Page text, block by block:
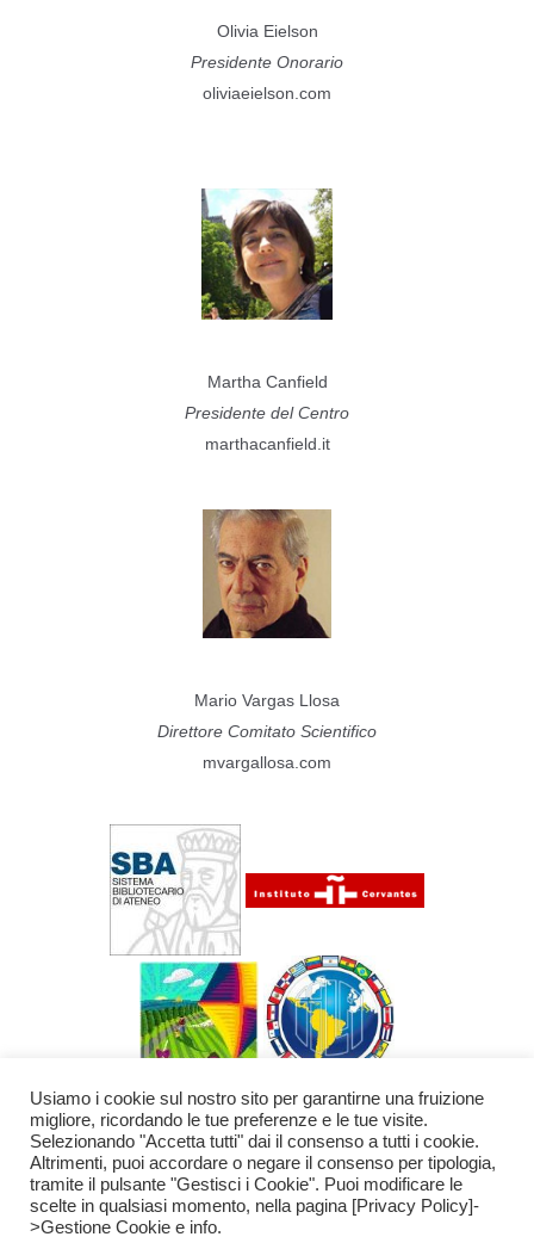
Olivia Eielson
Presidente Onorario
oliviaeielson.com
Martha Canfield
Presidente del Centro
marthacanfield.it
Mario Vargas Llosa
Direttore Comitato Scientifico
mvargallosa.com
Copyright © 2026 Centro Studi Jorge Eielson
Usiamo i cookie sul nostro sito per garantirne una fruizione
migliore, ricordando le tue preferenze e le tue visite.
Selezionando "Accetta tutti" dai il consenso a tutti i cookie.
Altrimenti, puoi accordare o negare il consenso per tipologia,
tramite il pulsante "Gestisci i Cookie". Puoi modificare le
scelte in qualsiasi momento, nella pagina [Privacy Policy]-
>Gestione Cookie e info.